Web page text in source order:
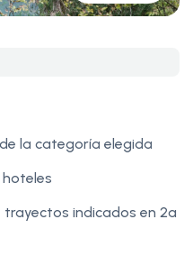
la categoría elegida
indicados en 2a